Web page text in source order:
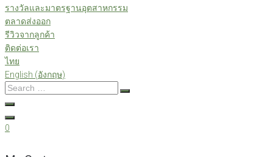
รางวัลและมาตรฐานอุตสาหกรรม
ตลาดส่งออก
รีวิวจากลูกค้า
ติดต่อเรา
ไทย
English (อังกฤษ)
Search
…
0